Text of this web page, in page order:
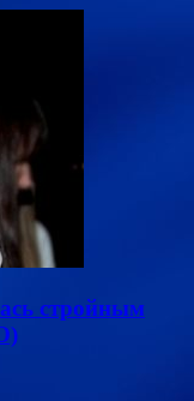
стройным